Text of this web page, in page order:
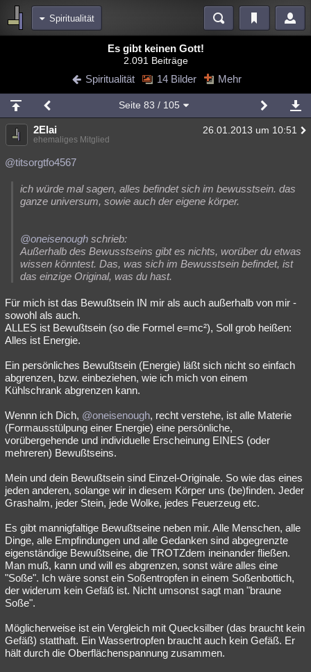
Spiritualität
Blogs Videos
Chat Wiki Neuigkeiten
meine Rubriken
Menschen Mystery Kriminalfälle
Spiritualität
Natur Umfragen Unterhaltung
weitere Rubriken
Astronomie Helpdesk Gruppen Gaming Filme
Clash Verbesserungen
Übersichten
Besucht Teilgenommen Alle Neue Geschlossen
Es gibt keinen Gott!
2.091 Beiträge
Spiritualität 14 Bilder Mehr
Seite 83 / 105
2Elai 26.01.2013 um 10:51
ehemaliges Mitglied
@titsorgtfo4567
ich würde mal sagen, alles befindet sich im bewusstsein. das
ganze universum, sowie auch der eigene körper.
@oneisenough schrieb:
Außerhalb des Bewusstseins gibt es nichts, worüber du etwas
wissen könntest. Das, was sich im Bewusstsein befindet, ist
das einzige Original, was du hast.
Für mich ist das Bewußtsein IN mir als auch außerhalb von mir -
sowohl als auch.
ALLES ist Bewußtsein (so die Formel e=mc²), Soll grob heißen:
Alles ist Energie.
Ein persönliches Bewußtsein (Energie) läßt sich nicht so einfach
abgrenzen, bzw. einbeziehen, wie ich mich von einem
Kühlschrank abgrenzen kann.
Wennn ich Dich, @oneisenough, recht verstehe, ist alle Materie
(Formausstülpung einer Energie) eine persönliche,
vorübergehende und individuelle Erscheinung EINES (oder
mehreren) Bewußtseins.
Mein und dein Bewußtsein sind Einzel-Originale. So wie das eines
jeden anderen, solange wir in diesem Körper uns (be)finden. Jeder
Grashalm, jeder Stein, jede Wolke, jedes Feuerzeug etc.
Es gibt mannigfaltige Bewußtseine neben mir. Alle Menschen, alle
Dinge, alle Empfindungen und alle Gedanken sind abgegrenzte
eigenständige Bewußtseine, die TROTZdem ineinander fließen.
Man muß, kann und will es abgrenzen, sonst wäre alles eine
"Soße". Ich wäre sonst ein Soßentropfen in einem Soßenbottich,
der widerum kein Gefäß ist. Nicht umsonst sagt man "braune
Soße".
Möglicherweise ist ein Vergleich mit Quecksilber (das braucht kein
Gefäß) statthaft. Ein Wassertropfen braucht auch kein Gefäß. Er
hält durch die Oberflächenspannung zusammen.